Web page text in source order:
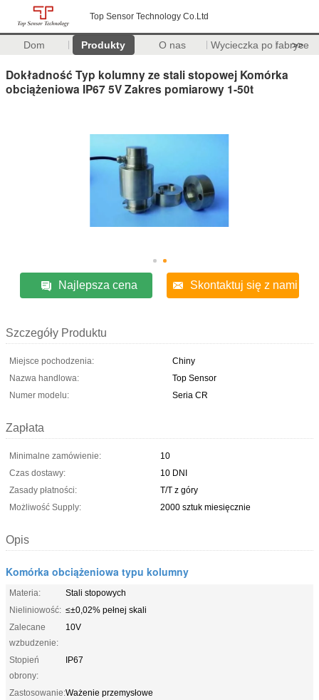
Top Sensor Technology Co.Ltd
Dom Produkty O nas Wycieczka po fabryce
>>
Dokładność Typ kolumny ze stali stopowej Komórka
obciążeniowa IP67 5V Zakres pomiarowy 1-50t
Najlepsza cena Skontaktuj się z nami
Szczegóły Produktu
Miejsce pochodzenia:
Chiny
Nazwa handlowa:
Top Sensor
Numer modelu:
Seria CR
Zapłata
Minimalne zamówienie:
10
Czas dostawy:
10 DNI
Zasady płatności:
T/T z góry
Możliwość Supply:
2000 sztuk miesięcznie
Opis
Komórka obciążeniowa typu kolumny
Materia:
Stali stopowych
Nieliniowość: ≤±0,02% pełnej skali
Zalecane
wzbudzenie:
10V
Stopień
obrony:
IP67
Zastosowanie:Ważenie przemysłowe